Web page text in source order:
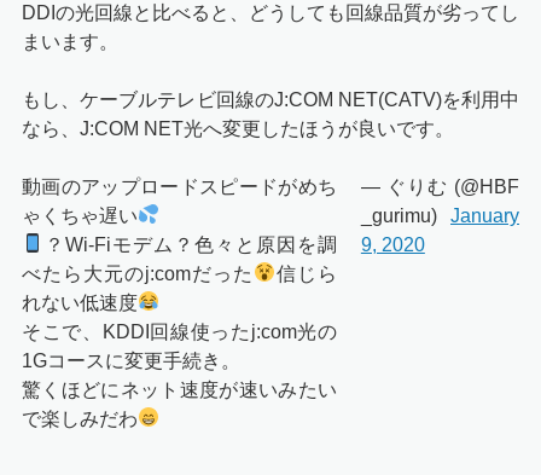
DDIの光回線と比べると、どうしても回線品質が劣ってし
まいます。
もし、ケーブルテレビ回線のJ:COM NET(CATV)を利用中
なら、J:COM NET光へ変更したほうが良いです。
動画のアップロードスピードがめち
ゃくちゃ遅い
？Wi-Fiモデム？色々と原因を調
べたら大元のj:comだった
信じら
れない低速度
そこで、KDDI回線使ったj:com光の
1Gコースに変更手続き。
驚くほどにネット速度が速いみたい
で楽しみだわ
— ぐりむ (@HBF
_gurimu) January
9, 2020